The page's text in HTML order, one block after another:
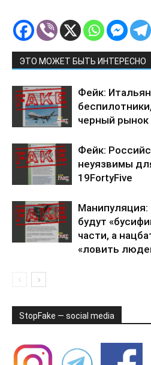
ЭТО МОЖЕТ БЫТЬ ИНТЕРЕСНО
Фейк:
черный рынок
Фейк:
неуязвимы
19FortyFive
Манипуляция:
будут
части, а
«ловить
StopFake — social media